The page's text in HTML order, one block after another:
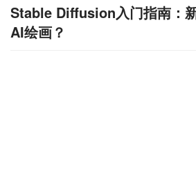
Stable Diffusion入门指南：
AI绘画？